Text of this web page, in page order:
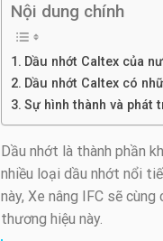
Nội dung chính
Dầu nhớt Caltex của
Dầu nhớt Caltex có
Sự hình thành và phát
Dầu nhớt là thành phần
nhiều loại dầu nhớt nổi
này, Xe nâng IFC sẽ
thương hiệu này.